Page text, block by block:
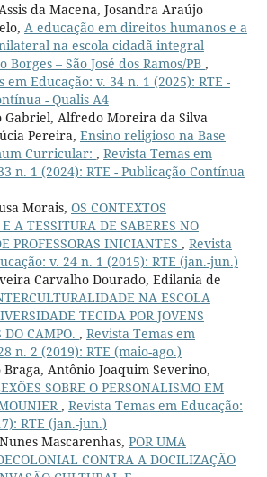
da Macena, Josandra Araújo
A educação em direitos humanos e a
na escola cidadã integral
Borges – São José dos Ramos/PB ,
em Educação: v. 34 n. 1 (2025): RTE -
- Qualis A4
Gabriel, Alfredo Moreira da Silva
Pereira, Ensino religioso na Base
Curricular: , Revista Temas em
n. 1 (2024): RTE - Publicação Contínua
Morais, OS CONTEXTOS
A TESSITURA DE SABERES NO
PROFESSORAS INICIANTES , Revista
v. 24 n. 1 (2015): RTE (jan.-jun.)
Carvalho Dourado, Edilania de
NA ESCOLA
TECIDA POR JOVENS
CAMPO. , Revista Temas em
n. 2 (2019): RTE (maio-ago.)
Braga, Antônio Joaquim Severino,
SOBRE O PERSONALISMO EM
, Revista Temas em Educação:
RTE (jan.-jun.)
Mascarenhas, POR UMA
CONTRA A DOCILIZAÇÃO